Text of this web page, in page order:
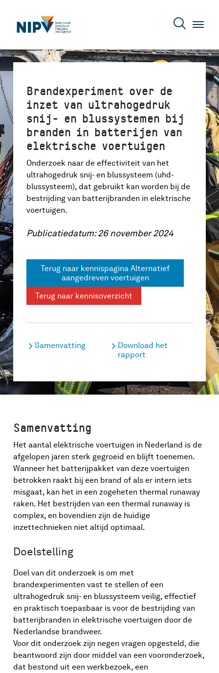
Brandexperiment over de
inzet van ultrahogedruk
snij- en blussystemen bij
branden in batterijen van
elektrische voertuigen
Onderzoek naar de effectiviteit van het
ultrahogedruk snij- en blussysteem (uhd-
blussysteem), dat gebruikt kan worden bij de
bestrijding van batterijbranden in elektrische
voertuigen.
Publicatiedatum: 26 november 2024
Terug naar kennispagina Alternatief
aangedreven voertuigen
Terug naar kennisoverzicht
Samenvatting
Download het
rapport
Samenvatting
Het aantal elektrische voertuigen in Nederland is de
afgelopen jaren sterk gegroeid en blijft toenemen.
Wanneer het batterijpakket van deze voertuigen
betrokken raakt bij een brand of als er intern iets
misgaat, kan het in een zogeheten thermal runaway
raken. Het bestrijden van een thermal runaway is
complex, en bovendien zijn de huidige
inzettechnieken niet altijd optimaal.
Doelstelling
Doel van dit onderzoek is om met
brandexperimenten vast te stellen of een
ultrahogedruk snij- en blussysteem veilig, effectief
en praktisch toepasbaar is voor de bestrijding van
batterijbranden in elektrische voertuigen door de
Nederlandse brandweer.
Voor dit onderzoek zijn negen vragen opgesteld, die
beantwoord zijn door middel van een vooronderzoek,
dat bestond uit een werkbezoek, een